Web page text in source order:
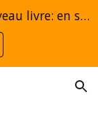
Il nuovo libro: scopri di più! - Le nouveau livre: en savoir plus!